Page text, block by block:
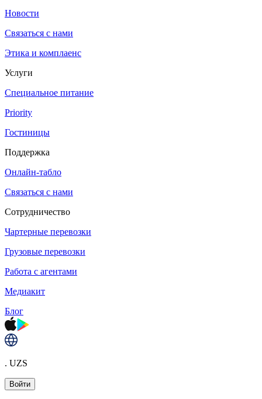
Новости
Связаться с нами
Этика и комплаенс
Услуги
Специальное питание
Priority
Гостиницы
Поддержка
Онлайн-табло
Связаться с нами
Сотрудничество
Чартерные перевозки
Грузовые перевозки
Работа с агентами
Медиакит
Блог
. UZS
Войти